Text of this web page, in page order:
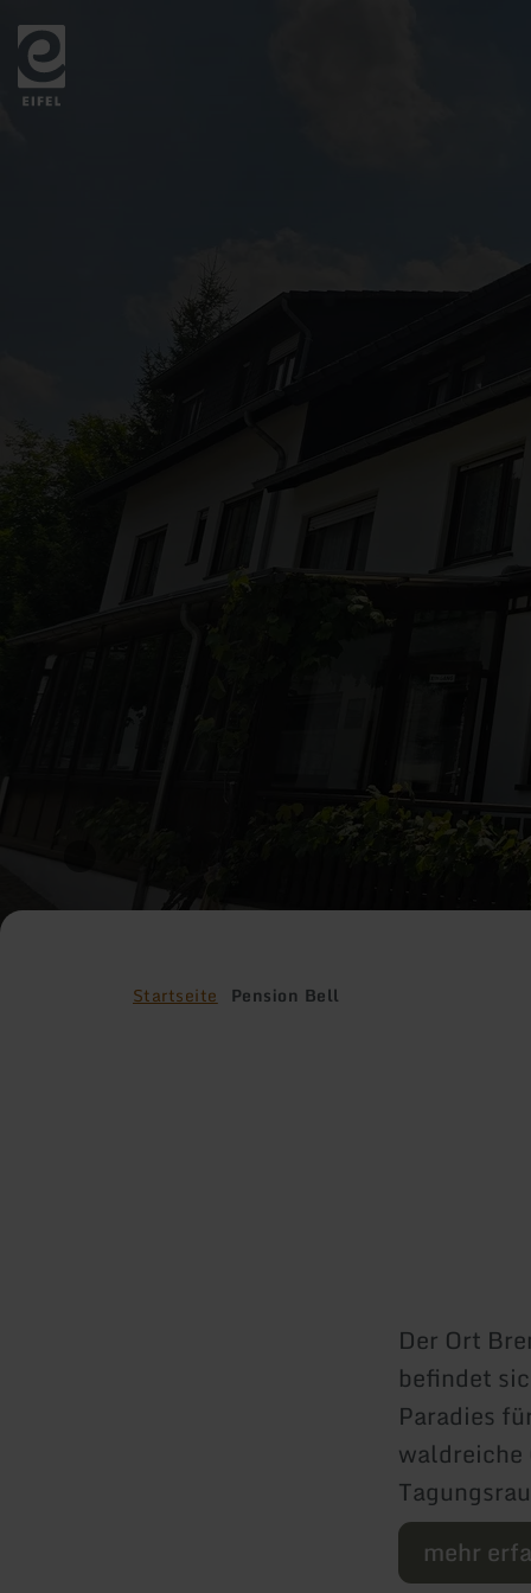
Zurück
zur
Startseite
Startseite Pension Bell
Der Ort
befindet
Paradies
waldreiche
mehr